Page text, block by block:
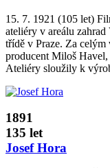
15. 7. 1921 (105 let)
ateliéry v areálu
třídě v Praze. Za
producent Miloš
Ateliéry sloužily k
1891
135 let
Josef Hora